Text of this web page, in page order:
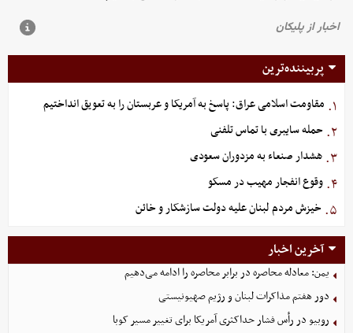
پربیننده‌ترین
۱. مقاومت اسلامی عراق: پاسخ به آمریکا و عربستان را به تعویق انداختیم
۲. حمله سایبری با تماس تلفنی
۳. هشدار صنعاء به مزدوران سعودی
۴. وقوع انفجار مهیب در مسکو
۵. خیزش مردم لبنان علیه دولت سازشکار و خائن
آخرین اخبار
یمن: معادله محاصره در برابر محاصره را ادامه می‌دهیم
دور هفتم مذاکرات لبنان و رژیم صهیونیستی
روبیو در رأس فشار حداکثری آمریکا برای تغییر مسیر کوبا